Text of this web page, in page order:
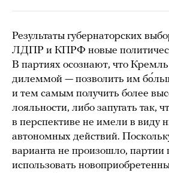
Результаты губернаторских
ЛДПР и КПРФ новые
В партиях осознают, что Кремль
дилеммой — позволить им
и тем самым получить более
лояльности, либо запугать так,
в перспективе не имели в виду
автономных действий.
варианта не произошло, партии
использовать